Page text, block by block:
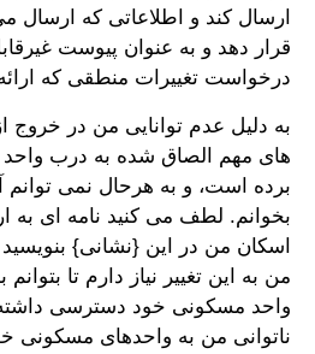
ارسال کند و اطلاعاتی که ارسال
قرار دهد و به عنوان پیوست
درخواست تغییرات منطقی که ارائه
به دلیل عدم توانایی من در خروج
های مهم الصاق شده به درب
برده است، و به هرحال نمی توانم
بخوانم. لطف می کنید نامه ای به
اسکان من در این {نشانی} بنویسید
من به این تغییر نیاز دارم تا
واحد مسکونی خود دسترسی داشته
ناتوانی من به واحدهای مسکونی